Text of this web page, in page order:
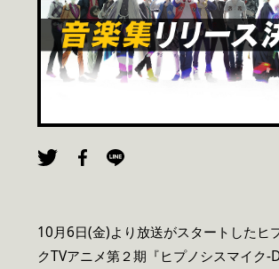
10月6日(金)より放送がスタートしたヒ
クTVアニメ第２期『ヒプノシスマイク